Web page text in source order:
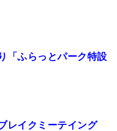
「ふらっとパーク特設
イクミーテイング